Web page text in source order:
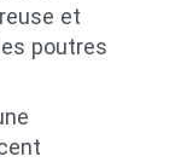
et
poutres